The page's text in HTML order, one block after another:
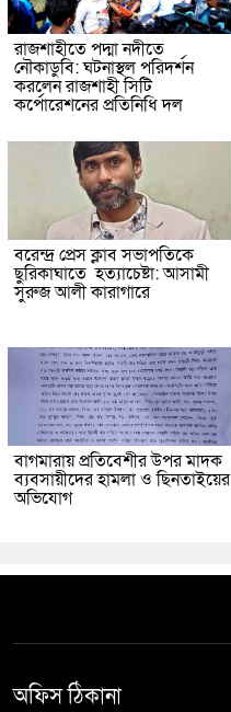
রাজশাহীতে পদ্মা নদীতে
নৌকাডুবি: ঘটনাস্থল পরিদর্শন
করলেন রাজশাহী সিটি
কর্পোরেশনের প্রতিনিধি দল
বরেন্দ্র প্রেস ক্লাব সভাপতিকে
ছুরিকাঘাতে হত্যাচেষ্টা: আসামী
সুরুজ আলী কারাগারে
বাগমারায় প্রতিবেশীর উপর মাদক
ব্যবসায়ীদের হামলা ও ছিনতাইয়ের
অভিযোগ
অফিস ঠিকানা